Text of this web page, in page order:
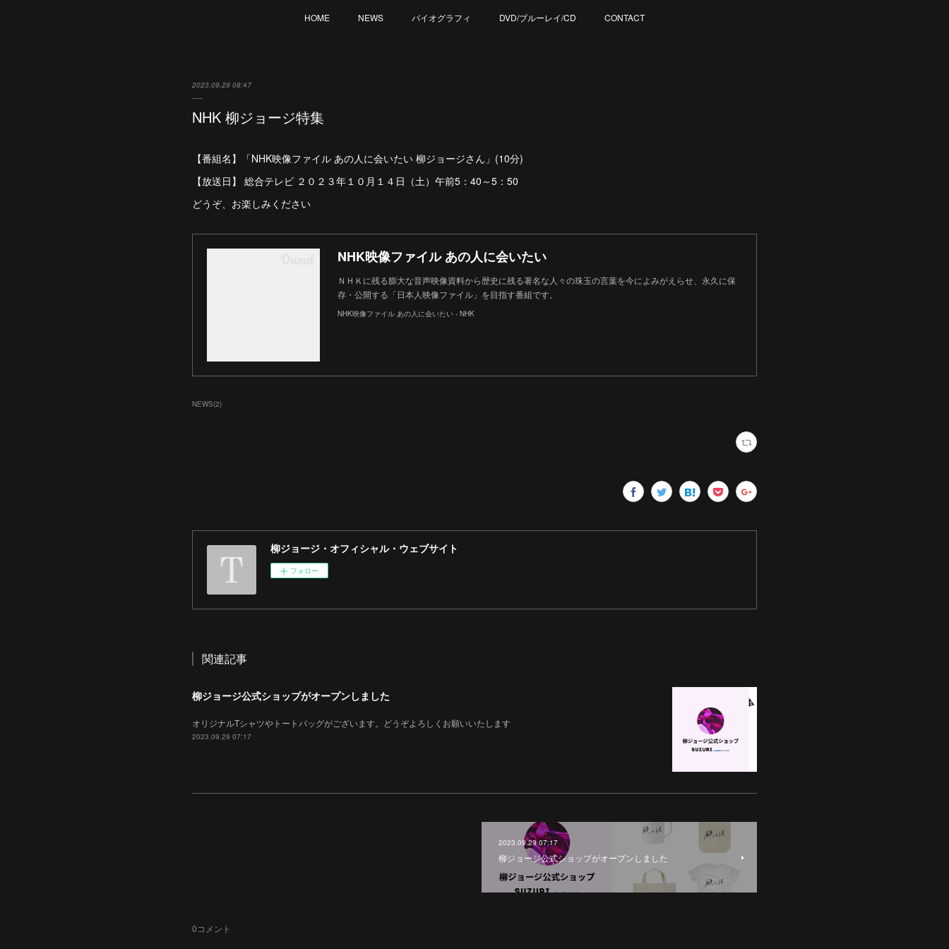
HOME NEWS バイオグラフィ DVD/ブルーレイ/CD CONTACT
2023.09.29 08:47
NHK 柳ジョージ特集
【番組名】「NHK映像ファイル あの人に会いたい 柳ジョージさん」(10分)
【放送日】 総合テレビ ２０２３年１０月１４日（土）午前5：40～5：50
どうぞ、お楽しみください
NHK映像ファイル あの人に会いたい
ＮＨＫに残る膨大な音声映像資料から歴史に残る著名な人々の珠玉の言葉を今によみがえらせ、永久に保
存・公開する「日本人映像ファイル」を目指す番組です。
NHK映像ファイル あの人に会いたい - NHK
NEWS(2)
柳ジョージ・オフィシャル・ウェブサイト
フォロー
関連記事
柳ジョージ公式ショップがオープンしました
オリジナルTシャツやトートバッグがございます。どうぞよろしくお願いいたします
2023.09.29 07:17
2023.09.29 07:17
柳ジョージ公式ショップがオープンしました
0コメント